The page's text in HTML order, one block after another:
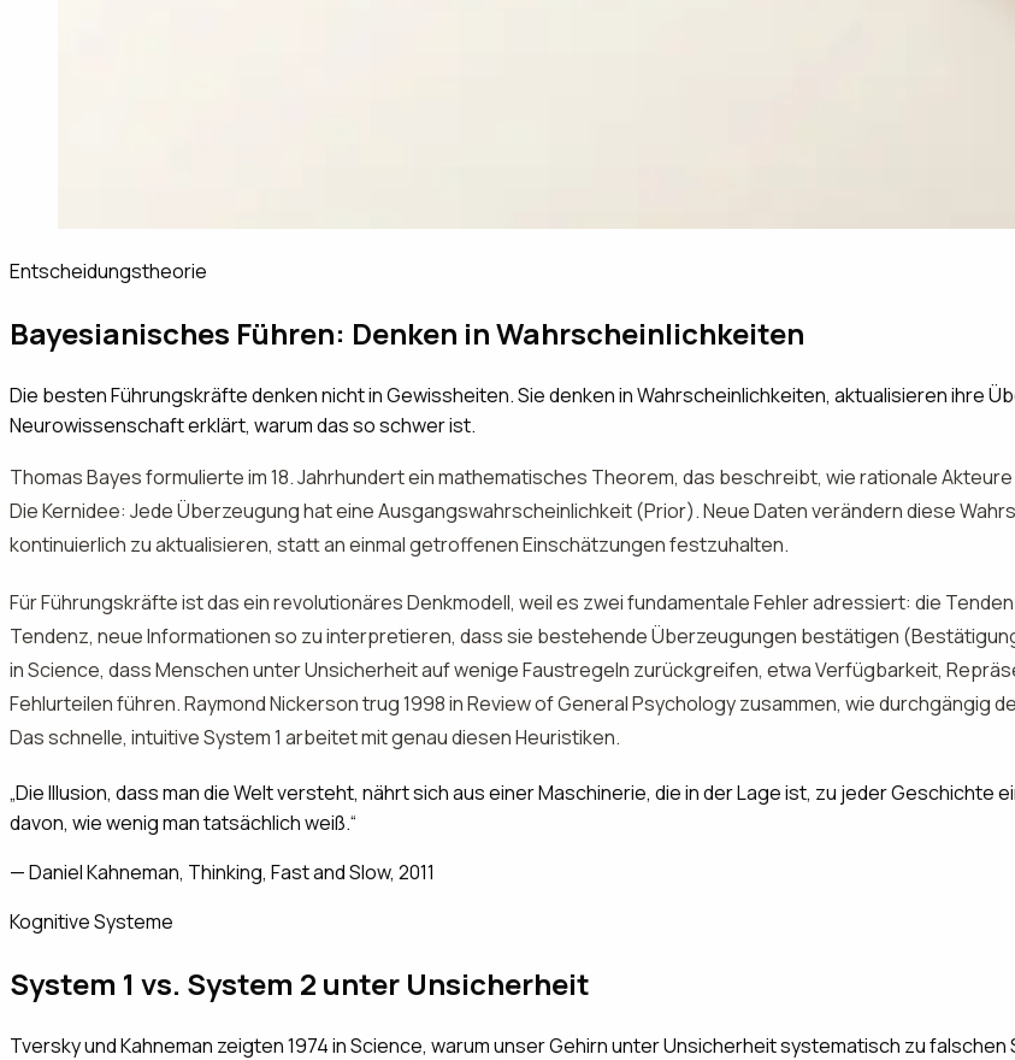
Entscheidungstheorie
Bayesianisches Führen: Denken in Wahrscheinlichkeiten
Die besten Führungskräfte denken nicht in Gewissheiten. Sie denken in Wahrscheinlichkeiten, aktualisieren ihre
Neurowissenschaft erklärt, warum das so schwer ist.
Thomas Bayes formulierte im 18. Jahrhundert ein mathematisches Theorem, das beschreibt, wie rationale
Die Kernidee: Jede Überzeugung hat eine Ausgangswahrscheinlichkeit (Prior). Neue Daten verändern diese
kontinuierlich zu aktualisieren, statt an einmal getroffenen Einschätzungen festzuhalten.
Für Führungskräfte ist das ein revolutionäres Denkmodell, weil es zwei fundamentale Fehler adressiert: die
Tendenz, neue Informationen so zu interpretieren, dass sie bestehende Überzeugungen bestätigen
in Science, dass Menschen unter Unsicherheit auf wenige Faustregeln zurückgreifen, etwa Verfügbarkeit,
Fehlurteilen führen. Raymond Nickerson trug 1998 in Review of General Psychology zusammen, wie
Das schnelle, intuitive System 1 arbeitet mit genau diesen Heuristiken.
„Die Illusion, dass man die Welt versteht, nährt sich aus einer Maschinerie, die in der Lage ist, zu jeder
davon, wie wenig man tatsächlich weiß.“
—Daniel Kahneman, Thinking, Fast and Slow, 2011
Kognitive Systeme
System 1 vs. System 2 unter Unsicherheit
Tversky und Kahneman zeigten 1974 in Science, warum unser Gehirn unter Unsicherheit systematisch zu